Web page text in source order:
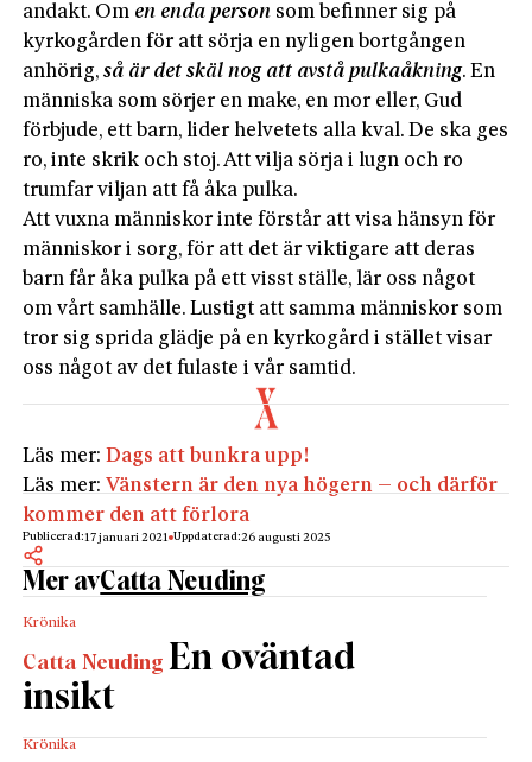
andakt. Om en enda person som befinner sig på
kyrkogården för att sörja en nyligen bortgången
anhörig,så är det skäl nog att avstå pulkaåkning. En
människa som sörjer en make, en mor eller, Gud
förbjude, ett barn, lider helvetets alla kval. De ska ges
ro, inte skrik och stoj. Att vilja sörja i lugn och ro
trumfar viljan att få åka pulka.
Att vuxna människor inte förstår att visa hänsyn för
människor i sorg, för att det är viktigare att deras
barn får åka pulka på ett visst ställe, lär oss något
om vårt samhälle. Lustigt att samma människor som
tror sig sprida glädje på en kyrkogård i stället visar
oss något av det fulaste i vår samtid.
Läs mer:Dags att bunkra upp!
Läs mer: Vänstern är den nya högern – och därför
kommer den att förlora
Publicerad:17 januari 2021 Uppdaterad:26 augusti 2025
Mer avCatta Neuding
Krönika
Catta Neuding En oväntad
insikt
Krönika